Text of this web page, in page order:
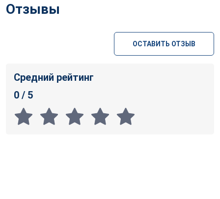
Отзывы
ОСТАВИТЬ ОТЗЫВ
Средний рейтинг
0 / 5